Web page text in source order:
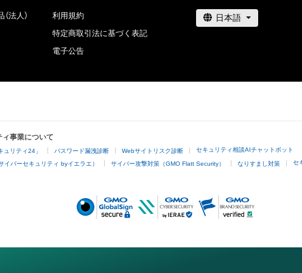
利用をお断りさせていただきます。
・本アイテムの購入、売却および利用に関して、購入者、売
他第三者が損害を被った場合、その損害がいかなる原因で
法人）
利用規約
特定商取引法に基づく表記
電子公告
事業について
リティ24」 パスワード漏洩診断 Webサイトリスク診断 セキュリティ相談AIチャットボット
イバーセキュリティ byイエラエ） サイバー攻撃対策（GMO Flatt Security） なりすまし対策 セ